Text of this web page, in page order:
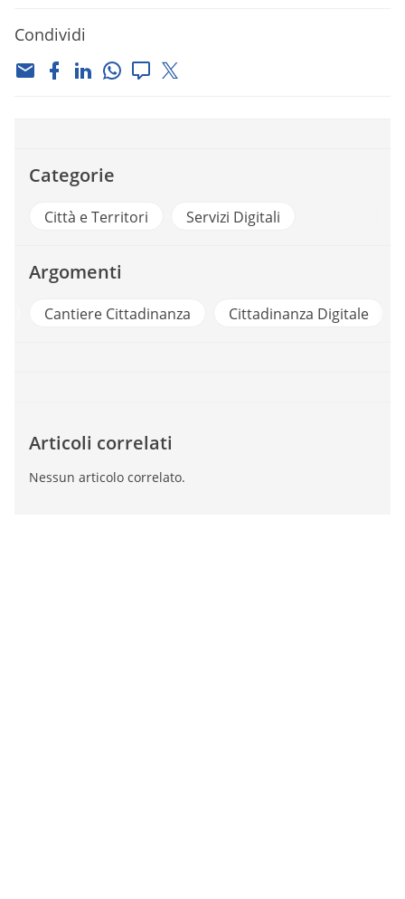
Condividi
Categorie
Città e Territori Servizi Digitali
Argomenti
Cittadinanza Cittadinanza Digitale Facebook
Articoli correlati
Nessun articolo correlato.